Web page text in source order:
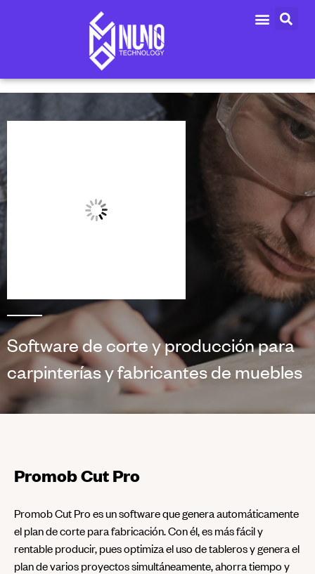
Software de corte y producción para
carpinterías y fabricantes de muebles
Promob Cut Pro
Promob Cut Pro es un software que genera automáticamente
el plan de corte para fabricación. Con él, es más fácil y
rentable producir, pues optimiza el uso de tableros y genera el
plan de varios proyectos simultáneamente, ahorra tiempo y